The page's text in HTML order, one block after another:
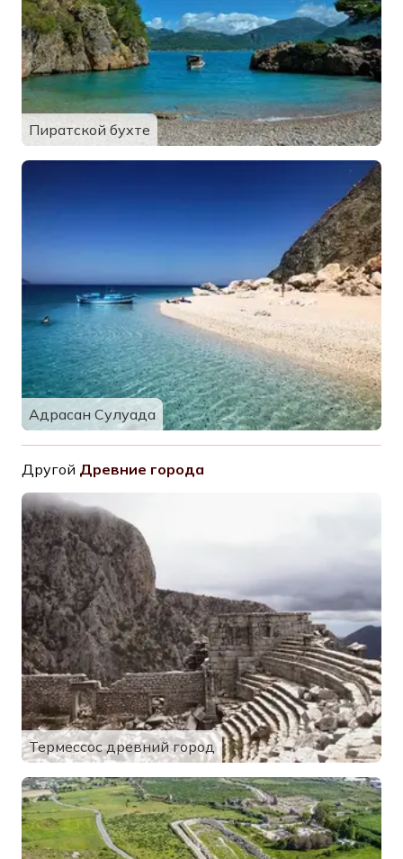
Пиратской бухте
Адрасан Сулуада
Другой Древние города
Термессос древний город